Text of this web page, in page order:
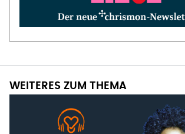
WEITERES ZUM THEMA